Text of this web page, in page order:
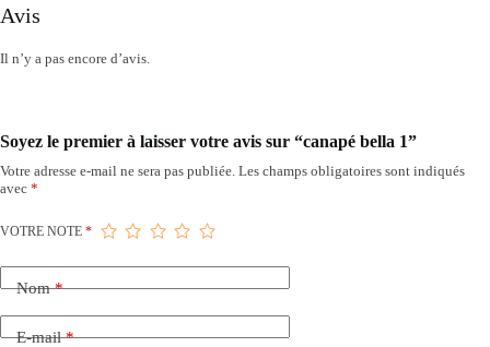
Avis
Il n’y a pas encore d’avis.
Soyez le premier à laisser votre avis sur “canapé bella 1”
Votre adresse e-mail ne sera pas publiée. Les champs obligatoires sont indiqués
avec *
VOTRE NOTE *
Nom*
E-mail*